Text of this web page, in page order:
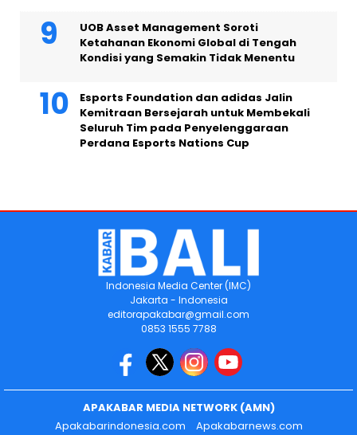
UOB Asset Management Soroti
Ketahanan Ekonomi Global di Tengah
Kondisi yang Semakin Tidak Menentu
Esports Foundation dan adidas Jalin
Kemitraan Bersejarah untuk Membekali
Seluruh Tim pada Penyelenggaraan
Perdana Esports Nations Cup
Indonesia Media Center (IMC)
Jakarta - Indonesia
editorapakabar@gmail.com
0853 1555 7788
APAKABAR MEDIA NETWORK (AMN)
Apakabarindonesia.com
Apakabarnews.com